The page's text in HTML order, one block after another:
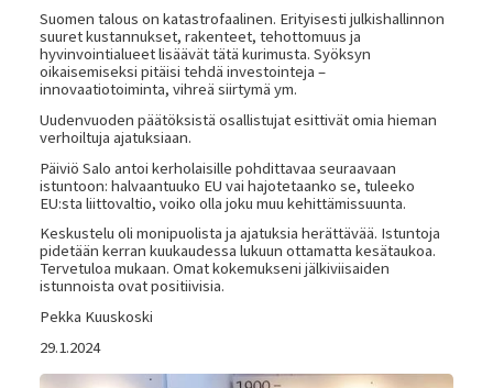
Suomen talous on katastrofaalinen. Erityisesti julkishallinnon
suuret kustannukset, rakenteet, tehottomuus ja
hyvinvointialueet lisäävät tätä kurimusta. Syöksyn
oikaisemiseksi pitäisi tehdä investointeja –
innovaatiotoiminta, vihreä siirtymä ym.
Uudenvuoden päätöksistä osallistujat esittivät omia hieman
verhoiltuja ajatuksiaan.
Päiviö Salo antoi kerholaisille pohdittavaa seuraavaan
istuntoon: halvaantuuko EU vai hajotetaanko se, tuleeko
EU:sta liittovaltio, voiko olla joku muu kehittämissuunta.
Keskustelu oli monipuolista ja ajatuksia herättävää. Istuntoja
pidetään kerran kuukaudessa lukuun ottamatta kesätaukoa.
Tervetuloa mukaan. Omat kokemukseni jälkiviisaiden
istunnoista ovat positiivisia.
Pekka Kuuskoski
29.1.2024